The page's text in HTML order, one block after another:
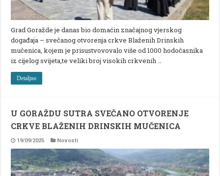
Grad Goražde je danas bio domaćin značajnog vjerskog
događaja – svečanog otvorenja crkve Blaženih Drinskih
mučenica, kojem je prisustvovovalo više od 1000 hodočasnika
iz cijelog svijeta,te veliki broj visokih crkvenih …
Detaljno
U GORAŽDU SUTRA SVEČANO OTVORENJE
CRKVE BLAŽENIH DRINSKIH MUČENICA
19/09/2025 Novosti